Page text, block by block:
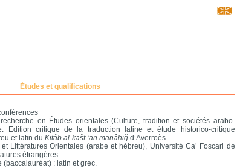
Études et qualifications
en Études orientales (Culture, tradition et sociétés arabo-
Edition critique de la traduction latine et étude historico-critique
et latin du Kitâb al-kašf ‘an manâhiğd’Averroès.
Littératures Orientales (arabe et hébreu), Université Ca’ Foscari de
étrangères.
: latin et grec.